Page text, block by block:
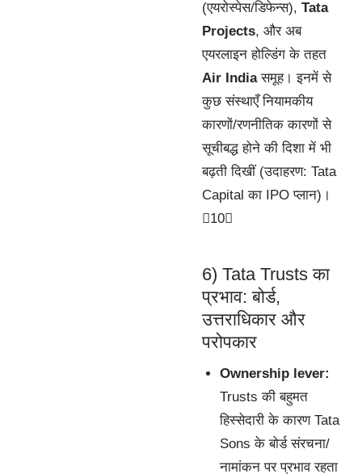
(एयरोस्पेस/डिफेन्स), Tata
Projects, और अब
एयरलाइन होल्डिंग के तहत
Air Indiaसमूह। इनमें से
कुछ संस्थाएँ नियामकीय
कारणों/रणनीतिक कारणों से
सूचीबद्ध होने की दिशा में भी
बढ़ती दिखीं (उदाहरण: Tata
Capital का IPO प्लान)।
10
6) Tata Trusts का
प्रभाव: बोर्ड,
उत्तराधिकार और
परोपकार
Ownership lever:
Trusts की बहुमत
हिस्सेदारी के कारण Tata
Sons के बोर्ड संरचना/
नामांकन पर प्रभाव रहता